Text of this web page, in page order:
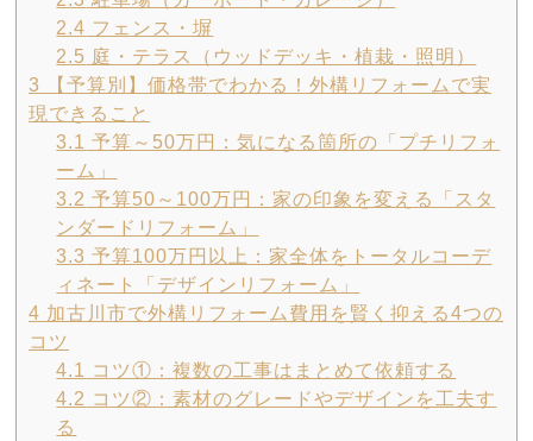
2.4 フェンス・塀
2.5 庭・テラス（ウッドデッキ・植栽・照明）
3
【予算別】価格帯でわかる！外構リフォームで実
現できること
3.1 予算～50万円：気になる箇所の「プチリフォ
ーム」
3.2 予算50～100万円：家の印象を変える「スタ
ンダードリフォーム」
3.3 予算100万円以上：家全体をトータルコーデ
ィネート「デザインリフォーム」
4 加古川市で外構リフォーム費用を賢く抑える4つの
コツ
4.1 コツ①：複数の工事はまとめて依頼する
4.2 コツ②：素材のグレードやデザインを工夫す
る